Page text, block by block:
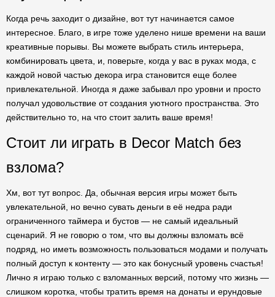
Когда речь заходит о дизайне, вот тут начинается самое
интересное. Благо, в игре тоже уделено нише времени на ваши
креативные порывы. Вы можете выбрать стиль интерьера,
комбинировать цвета, и, поверьте, когда у вас в руках мода, с
каждой новой частью декора игра становится еще более
привлекательной. Иногда я даже забывал про уровни и просто
получал удовольствие от создания уютного пространства. Это
действительно то, на что стоит залить ваше время!
Стоит ли играть в Decor Match без
взлома?
Хм, вот тут вопрос. Да, обычная версия игры может быть
увлекательной, но вечно сувать деньги в её недра ради
ограниченного таймера и бустов — не самый идеальный
сценарий. Я не говорю о том, что вы должны взломать всё
подряд, но иметь возможность пользоваться модами и получать
полный доступ к контенту — это как бонусный уровень счастья!
Лично я играю только с взломанных версий, потому что жизнь —
слишком коротка, чтобы тратить время на донаты и ерундовые